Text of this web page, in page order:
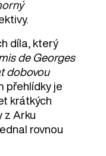
díla, který
de Georges
dobovou
přehlídky je
krátkých
z Arku
rovnou